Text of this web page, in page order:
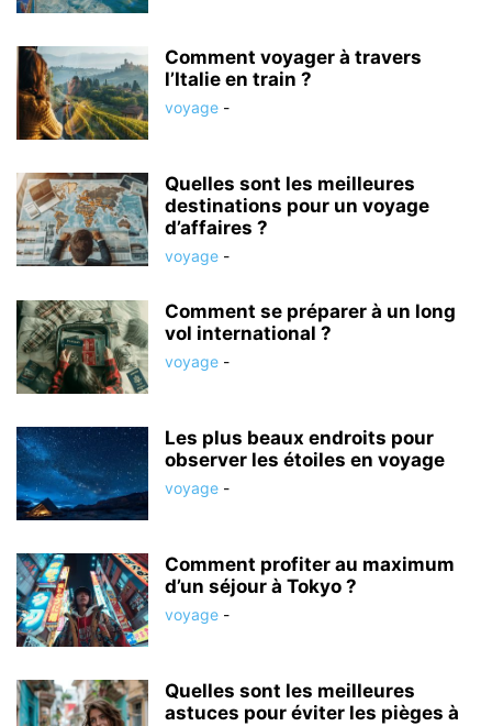
Comment voyager à travers
l’Italie en train ?
voyage -
Quelles sont les meilleures
destinations pour un voyage
d’affaires ?
voyage -
Comment se préparer à un long
vol international ?
voyage -
Les plus beaux endroits pour
observer les étoiles en voyage
voyage -
Comment profiter au maximum
d’un séjour à Tokyo ?
voyage -
Quelles sont les meilleures
astuces pour éviter les pièges à